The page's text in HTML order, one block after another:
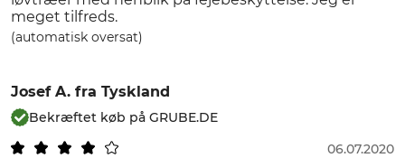
meget tilfreds.
(automatisk oversat)
Josef A. fra Tyskland
Bekræftet køb på GRUBE.DE
06.07.2020